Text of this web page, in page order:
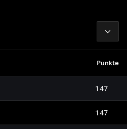
Punkte
147
147